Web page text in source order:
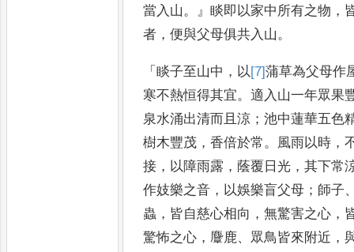
當入山。』睒即以家中所有之物 ，
者 ，便與父母俱共入山。
「睒子至山中 ， 以[7]蒲草為父母作
寒不熱恒得其宜。適入山一年眾果
泉水涌出清而且涼 ；池中蓮華五色
樹木豐茂 ，香倍於常。 風雨以時 ，
接 ， 以障雨露 ， 蔭覆日光 ，其下常
作妓樂之音 ， 以娛樂盲父母 ； 師子
蟲 ， 皆自慈心相向 ，無驚害之心 ，
驚怖之心 ，麞鹿、 眾鳥皆來附近 ，